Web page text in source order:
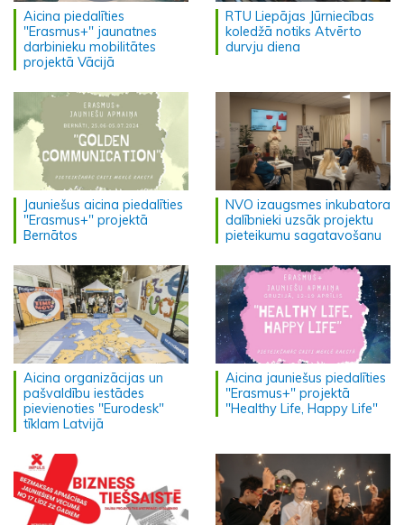
Aicina piedalīties
"Erasmus+" jaunatnes
darbinieku mobilitātes
projektā Vācijā
RTU Liepājas Jūrniecības
koledžā notiks Atvērto
durvju diena
Jauniešus aicina piedalīties
"Erasmus+" projektā
Bernātos
NVO izaugsmes inkubatora
dalībnieki uzsāk projektu
pieteikumu sagatavošanu
Aicina organizācijas un
pašvaldību iestādes
pievienoties "Eurodesk"
tīklam Latvijā
Aicina jauniešus piedalīties
"Erasmus+" projektā
"Healthy Life, Happy Life"